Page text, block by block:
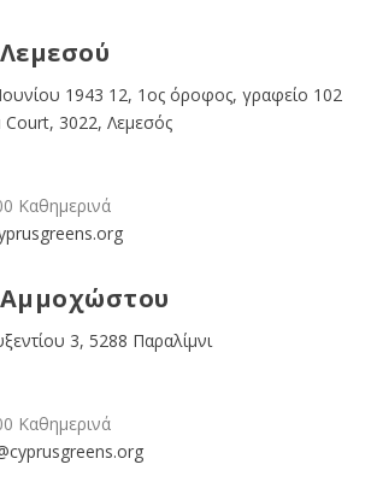
1943 12, 1ος όροφος, γραφείο 102
3022, Λεμεσός
Καθημερινά
3, 5288 Παραλίμνι
Καθημερινά
cyprusgreens.org